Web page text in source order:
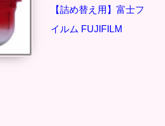
【詰め替え用】富士フ
イルム FUJIFILM